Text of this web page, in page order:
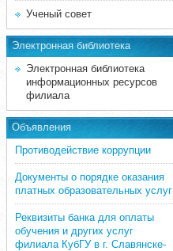
Ученый совет
Электронная библиотека
Электронная библиотека
информационных ресурсов
филиала
Объявления
Противодействие коррупции
Документы о порядке оказания
платных образовательных услуг
Реквизиты банка для оплаты
обучения и других услуг
филиала КубГУ в г. Славянске-